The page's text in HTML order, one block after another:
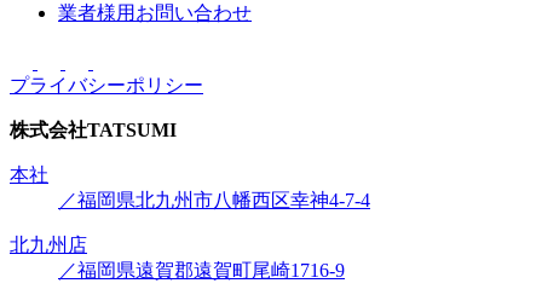
業者様用お問い合わせ
プライバシーポリシー
株式会社TATSUMI
本社
／福岡県北九州市八幡西区幸神4-7-4
北九州店
／福岡県遠賀郡遠賀町尾崎1716-9